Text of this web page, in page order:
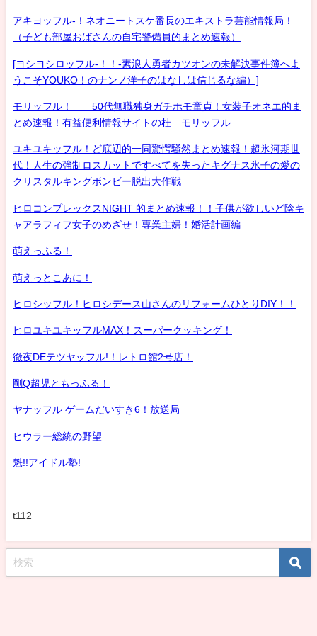
アキヨッフル-！ネオニートスケ番長のエキストラ芸能情報局！
（子ども部屋おばさんの自宅警備員的まとめ速報）
[ヨシヨシロッフル-！！-素浪人勇者カツオンの未解決事件簿へよ
うこそYOUKO！のナンノ洋子のはなしは信じるな編）]
モリッフル！ 50代無職独身ガチホモ童貞！女装子オネエ的ま
とめ速報！有益便利情報サイトの杜 モリッフル
ユキユキッフル！ど底辺的一同驚愕騒然まとめ速報！超氷河期世
代！人生の強制ロスカットですべてを失ったキグナス氷子の愛の
クリスタルキングボンビー脱出大作戦
ヒロコンプレックスNIGHT 的まとめ速報！！子供が欲しいど陰キ
ャアラフィフ女子のめざせ！専業主婦！婚活計画編
萌えっふる！
萌えっとこあに！
ヒロシッフル！ヒロシデース山さんのリフォームひとりDIY！！
ヒロユキユキッフルMAX！スーパークッキング！
徹夜DEテツヤッフル!！レトロ館2号店！
剛Q超児ともっふる！
ヤナッフル ゲームだいすき6！放送局
ヒウラー総統の野望
魁!!アイドル塾!
t112